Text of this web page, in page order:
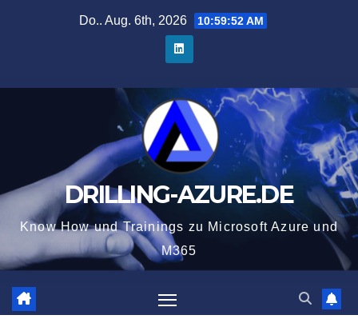
Do.. Aug. 6th, 2026 10:59:53 AM
DRILLING-AZURE.DE
Know How und Trainings zu Microsoft Azure und
M365